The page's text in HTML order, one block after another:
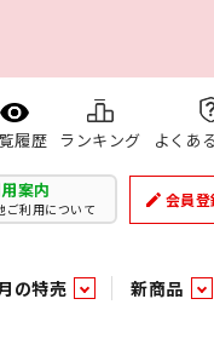
履歴 ランキング よくあ
案内
ご利用について create 会員登
の特売 新商品